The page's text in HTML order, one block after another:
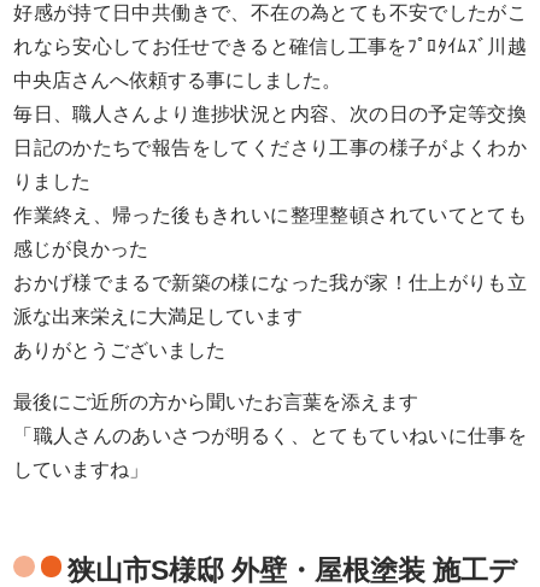
好感が持て日中共働きで、不在の為とても不安でしたがこ
れなら安心してお任せできると確信し工事をﾌﾟﾛﾀｲﾑｽﾞ川越
中央店さんへ依頼する事にしました。
毎日、職人さんより進捗状況と内容、次の日の予定等交換
日記のかたちで報告をしてくださり工事の様子がよくわか
りました
作業終え、帰った後もきれいに整理整頓されていてとても
感じが良かった
おかげ様でまるで新築の様になった我が家！仕上がりも立
派な出来栄えに大満足しています
ありがとうございました
最後にご近所の方から聞いたお言葉を添えます
「職人さんのあいさつが明るく、とてもていねいに仕事を
していますね」
狭山市S様邸 外壁・屋根塗装 施工デ